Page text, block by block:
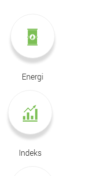
Energi
Indeks